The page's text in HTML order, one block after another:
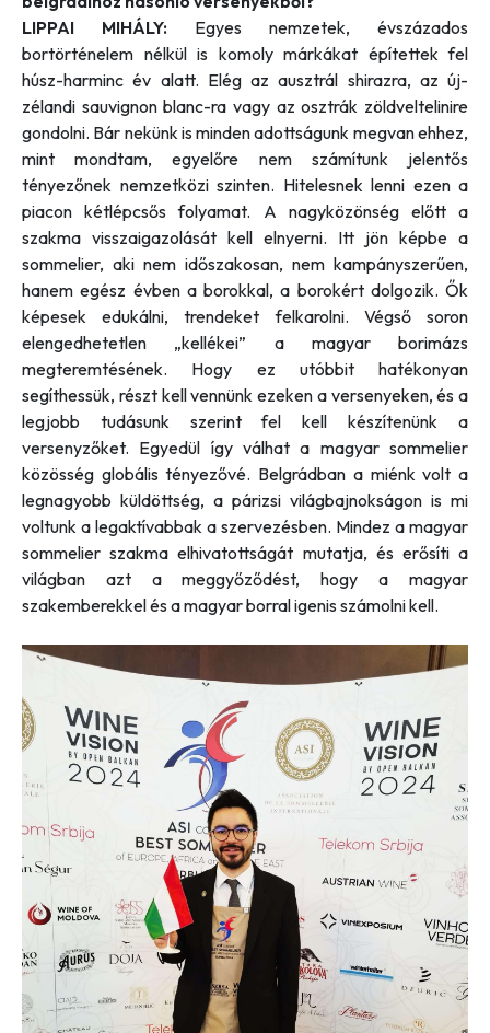
LIPPAI MIHÁLY: Egyes nemzetek, évszázados
bortörténelem nélkül is komoly márkákat építettek fel
húsz-harminc év alatt. Elég az ausztrál shirazra, az új-
zélandi sauvignon blanc-ra vagy az osztrák zöldveltelinire
gondolni. Bár nekünk is minden adottságunk megvan ehhez,
mint mondtam, egyelőre nem számítunk jelentős
tényezőnek nemzetközi szinten. Hitelesnek lenni ezen a
piacon kétlépcsős folyamat. A nagyközönség előtt a
szakma visszaigazolását kell elnyerni. Itt jön képbe a
sommelier, aki nem időszakosan, nem kampányszerűen,
hanem egész évben a borokkal, a borokért dolgozik. Ők
képesek edukálni, trendeket felkarolni. Végső soron
elengedhetetlen „kellékei” a magyar borimázs
megteremtésének. Hogy ez utóbbit hatékonyan
segíthessük, részt kell vennünk ezeken a versenyeken, és a
legjobb tudásunk szerint fel kell készítenünk a
versenyzőket. Egyedül így válhat a magyar sommelier
közösség globális tényezővé. Belgrádban a miénk volt a
legnagyobb küldöttség, a párizsi világbajnokságon is mi
voltunk a legaktívabbak a szervezésben. Mindez a magyar
sommelier szakma elhivatottságát mutatja, és erősíti a
világban azt a meggyőződést, hogy a magyar
szakemberekkel és a magyar borral igenis számolni kell.